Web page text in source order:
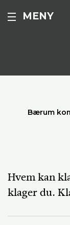
MENY
Bærum
Hvem kan
klager du.